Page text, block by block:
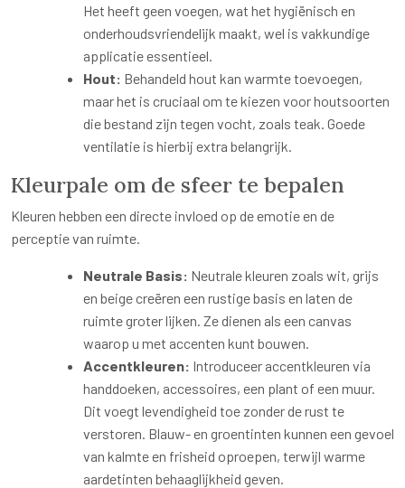
Het heeft geen voegen, wat het hygiënisch en
onderhoudsvriendelijk maakt, wel is vakkundige
applicatie essentieel.
Hout: Behandeld hout kan warmte toevoegen,
maar het is cruciaal om te kiezen voor houtsoorten
die bestand zijn tegen vocht, zoals teak. Goede
ventilatie is hierbij extra belangrijk.
Kleurpale om de sfeer te bepalen
Kleuren hebben een directe invloed op de emotie en de
perceptie van ruimte.
Neutrale Basis: Neutrale kleuren zoals wit, grijs
en beige creëren een rustige basis en laten de
ruimte groter lijken. Ze dienen als een canvas
waarop u met accenten kunt bouwen.
Accentkleuren: Introduceer accentkleuren via
handdoeken, accessoires, een plant of een muur.
Dit voegt levendigheid toe zonder de rust te
verstoren. Blauw- en groentinten kunnen een gevoel
van kalmte en frisheid oproepen, terwijl warme
aardetinten behaaglijkheid geven.